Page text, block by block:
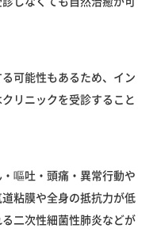
可能性もあるため、イン
リニックを受診すること
嘔吐・頭痛・異常行動や
粘膜や全身の抵抗力が低
二次性細菌性肺炎などが